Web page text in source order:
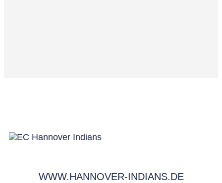
WWW.HANNOVER-INDIANS.DE